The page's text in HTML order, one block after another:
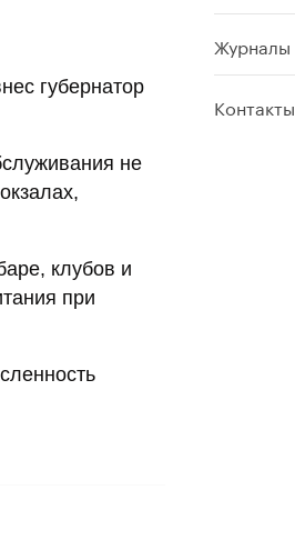
губернатор
не
клубов и
при
Журналы
Контакты